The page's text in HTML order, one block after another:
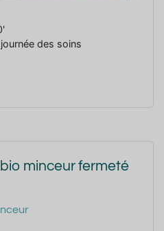
des soins
minceur fermeté